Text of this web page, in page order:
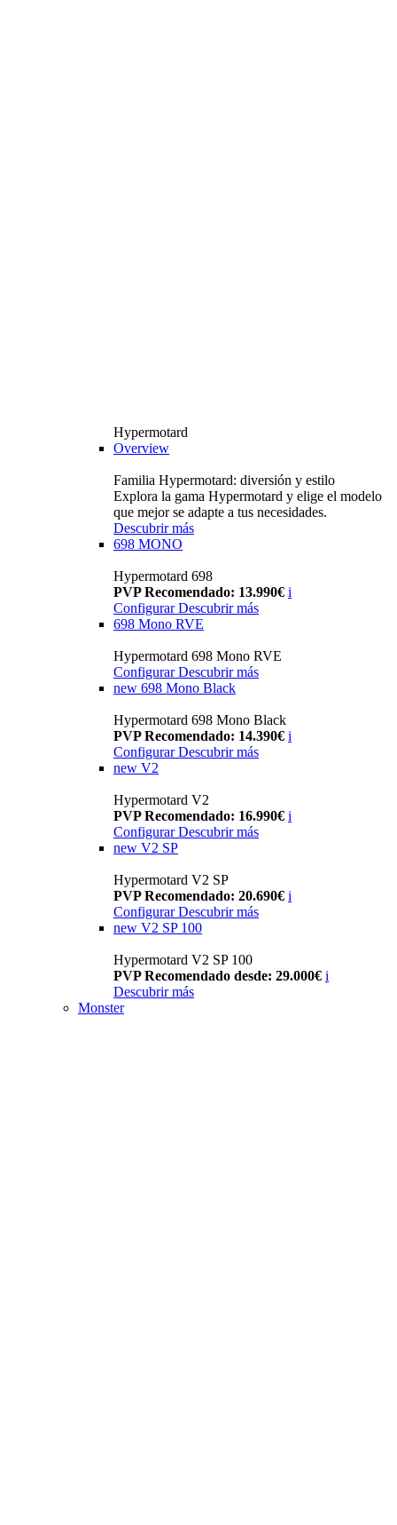
Hypermotard
Overview
Familia Hypermotard: diversión y estilo
Explora la gama Hypermotard y elige el modelo
que mejor se adapte a tus necesidades.
Descubrir más
698 MONO
Hypermotard 698
PVP Recomendado: 13.990€ i
ConfigurarDescubrir más
698 Mono RVE
Hypermotard 698 Mono RVE
Configurar Descubrir más
new 698 Mono Black
Hypermotard 698 Mono Black
PVP Recomendado: 14.390€ i
Configurar Descubrir más
new V2
Hypermotard V2
PVP Recomendado: 16.990€ i
Configurar Descubrir más
new V2 SP
Hypermotard V2 SP
PVP Recomendado: 20.690€ i
Configurar Descubrir más
new V2 SP 100
Hypermotard V2 SP 100
PVP Recomendado desde: 29.000€ i
Descubrir más
Monster